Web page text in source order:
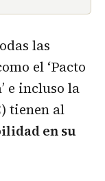
las
el ‘Pacto
e incluso la
tienen al
en su